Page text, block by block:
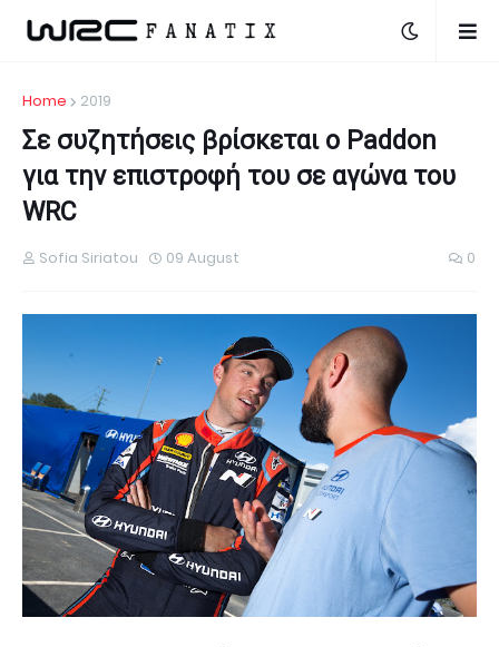
Home 2019
Σε συζητήσεις βρίσκεται ο Paddon
για την επιστροφή του σε αγώνα του
WRC
Sofia Siriatou 09 August 0